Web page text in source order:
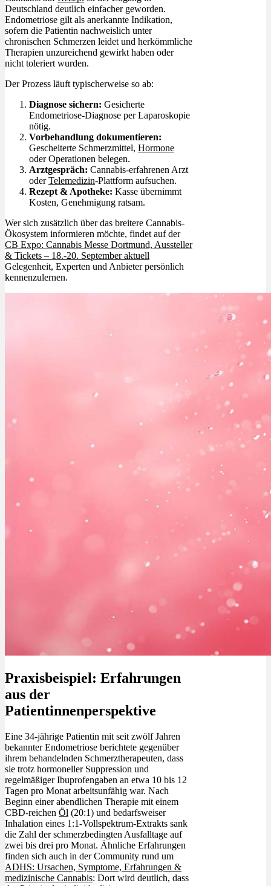
Deutschland deutlich einfacher geworden.
Endometriose gilt als anerkannte Indikation,
sofern die Patientin nachweislich unter
chronischen Schmerzen leidet und herkömmliche
Therapien unzureichend gewirkt haben oder
nicht toleriert wurden.
Der Prozess läuft typischerweise so ab:
Diagnose sichern: Gesicherte
Endometriose-Diagnose per Laparoskopie
nötig.
Vorbehandlung dokumentieren:
Gescheiterte Schmerzmittel, Hormone
oder Operationen belegen.
Arztgespräch: Cannabis-erfahrenen Arzt
oderTelemedizin-Plattform aufsuchen.
Rezept & Apotheke: Kasse übernimmt
Kosten, Genehmigung ratsam.
Wer sich zusätzlich über das breitere Cannabis-
Ökosystem informieren möchte, findet auf der
CB Expo: Cannabis Messe Dortmund, Aussteller
& Tickets – 18.-20. September aktuell
Gelegenheit, Experten und Anbieter persönlich
kennenzulernen.
Praxisbeispiel: Erfahrungen
aus der
Patientinnenperspektive
Eine 34-jährige Patientin mit seit zwölf Jahren
bekannter Endometriose berichtete gegenüber
ihrem behandelnden Schmerztherapeuten, dass
sie trotz hormoneller Suppression und
regelmäßiger Ibuprofengaben an etwa 10 bis 12
Tagen pro Monat arbeitsunfähig war. Nach
Beginn einer abendlichen Therapie mit einem
CBD-reichen Öl (20:1) und bedarfsweiser
Inhalation eines 1:1-Vollspektrum-Extrakts sank
die Zahl der schmerzbedingten Ausfalltage auf
zwei bis drei pro Monat. Ähnliche Erfahrungen
finden sich auch in der Community rund um
ADHS: Ursachen, Symptome, Erfahrungen &
medizinische Cannabis: Dort wird deutlich, dass